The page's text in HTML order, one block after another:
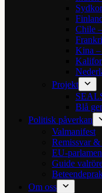
Chile
Kina
Projekt
Blå
Politisk påverkan
Valmanifest
Remissvar
EU-
Guide
Om oss